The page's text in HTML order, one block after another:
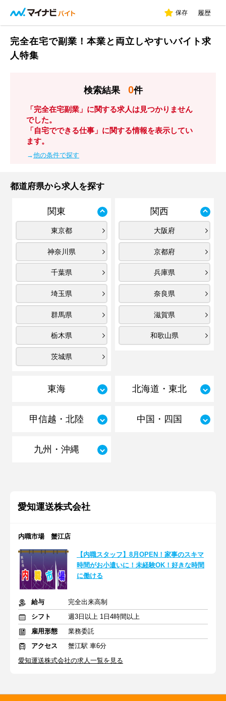
保存 履歴
完全在宅で副業！本業と両立しやすいバイト求
人特集
検索結果 0件
「完全在宅副業」に関する求人は見つかりません
でした。
「自宅でできる仕事」に関する情報を表示してい
ます。
→他の条件で探す
都道府県から求人を探す
関東
東京都
神奈川県
千葉県
埼玉県
群馬県
栃木県
茨城県
関西
大阪府
京都府
兵庫県
奈良県
滋賀県
和歌山県
東海 北海道・東北
甲信越・北陸 中国・四国
九州・沖縄
愛知運送株式会社
内職市場 蟹江店
【内職スタッフ】8月OPEN！家事のスキマ
時間がお小遣いに！未経験OK！好きな時間
に働ける
給与
完全出来高制
シフト
週3日以上 1日4時間以上
雇用形態
業務委託
アクセス
蟹江駅 車6分
愛知運送株式会社の求人一覧を見る